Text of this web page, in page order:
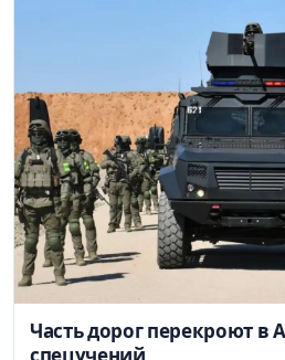
Часть дорог перекроют в
спецучений